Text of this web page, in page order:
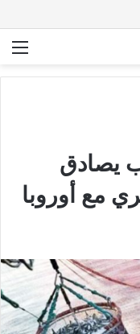
يصادق
مع أوروبا